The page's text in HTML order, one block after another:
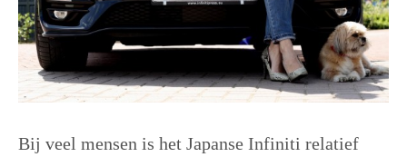
Bij veel mensen is het Japanse Infiniti relatief